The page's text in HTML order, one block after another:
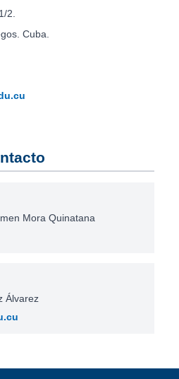
2.
Cuba.
Mora Quinatana
Álvarez